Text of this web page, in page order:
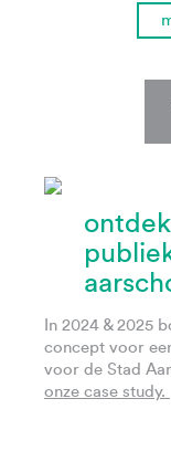
In 2024 & 2025
concept voor
voor de Stad
onze case study.